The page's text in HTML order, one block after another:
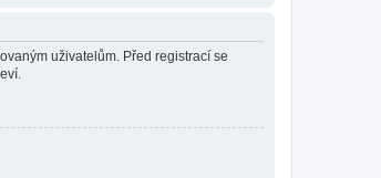
uživatelům. Před registrací se